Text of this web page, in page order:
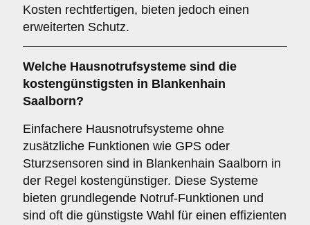
Kosten rechtfertigen, bieten jedoch einen
erweiterten Schutz.
Welche Hausnotrufsysteme sind die
kostengünstigsten in Blankenhain
Saalborn?
Einfachere Hausnotrufsysteme ohne
zusätzliche Funktionen wie GPS oder
Sturzsensoren sind in Blankenhain Saalborn in
der Regel kostengünstiger. Diese Systeme
bieten grundlegende Notruf-Funktionen und
sind oft die günstigste Wahl für einen effizienten